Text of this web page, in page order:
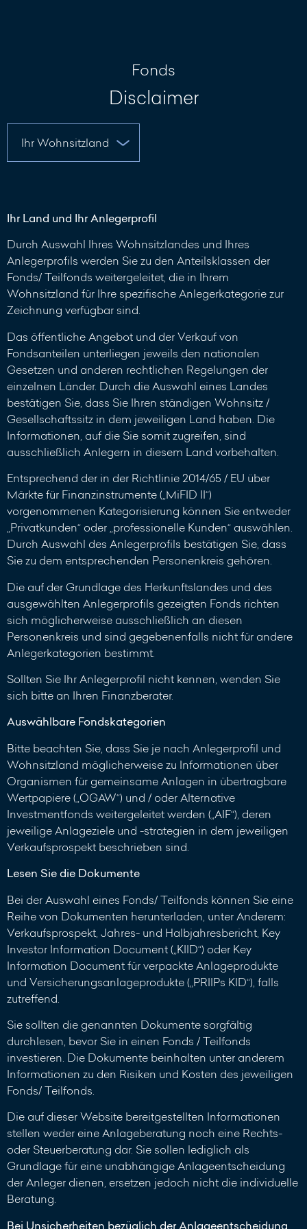
Fonds
Disclaimer
Ihr Land und Ihr Anlegerprofil
Durch Auswahl Ihres Wohnsitzlandes und Ihres
Anlegerprofils werden Sie zu den Anteilsklassen der
Fonds/ Teilfonds weitergeleitet, die in Ihrem
Wohnsitzland für Ihre spezifische Anlegerkategorie zur
Zeichnung verfügbar sind.
Das öffentliche Angebot und der Verkauf von
Fondsanteilen unterliegen jeweils den nationalen
Gesetzen und anderen rechtlichen Regelungen der
einzelnen Länder. Durch die Auswahl eines Landes
bestätigen Sie, dass Sie Ihren ständigen Wohnsitz /
Gesellschaftssitz in dem jeweiligen Land haben. Die
Informationen, auf die Sie somit zugreifen, sind
ausschließlich Anlegern in diesem Land vorbehalten.
Entsprechend der in der Richtlinie 2014/65 / EU über
Märkte für Finanzinstrumente („MiFID II“)
vorgenommenen Kategorisierung können Sie entweder
„Privatkunden“ oder „professionelle Kunden“ auswählen.
Durch Auswahl des Anlegerprofils bestätigen Sie, dass
Sie zu dem entsprechenden Personenkreis gehören.
Die auf der Grundlage des Herkunftslandes und des
ausgewählten Anlegerprofils gezeigten Fonds richten
sich möglicherweise ausschließlich an diesen
Personenkreis und sind gegebenenfalls nicht für andere
Anlegerkategorien bestimmt.
Sollten Sie Ihr Anlegerprofil nicht kennen, wenden Sie
sich bitte an Ihren Finanzberater.
Auswählbare Fondskategorien
Bitte beachten Sie, dass Sie je nach Anlegerprofil und
Wohnsitzland möglicherweise zu Informationen über
Organismen für gemeinsame Anlagen in übertragbare
Wertpapiere („OGAW“) und / oder Alternative
Investmentfonds weitergeleitet werden („AIF“), deren
jeweilige Anlageziele und -strategien in dem jeweiligen
Verkaufsprospekt beschrieben sind.
Lesen Sie die Dokumente
Bei der Auswahl eines Fonds/ Teilfonds können Sie eine
Reihe von Dokumenten herunterladen, unter Anderem:
Verkaufsprospekt, Jahres- und Halbjahresbericht, Key
Investor Information Document („KIID“) oder Key
Information Document für verpackte Anlageprodukte
und Versicherungsanlageprodukte („PRIIPs KID“), falls
zutreffend.
Sie sollten die genannten Dokumente sorgfältig
durchlesen, bevor Sie in einen Fonds / Teilfonds
investieren. Die Dokumente beinhalten unter anderem
Informationen zu den Risiken und Kosten des jeweiligen
Fonds/ Teilfonds.
Die auf dieser Website bereitgestellten Informationen
stellen weder eine Anlageberatung noch eine Rechts-
oder Steuerberatung dar. Sie sollen lediglich als
Grundlage für eine unabhängige Anlageentscheidung
der Anleger dienen, ersetzen jedoch nicht die individuelle
Beratung.
Bei Unsicherheiten bezüglich der Anlageentscheidung